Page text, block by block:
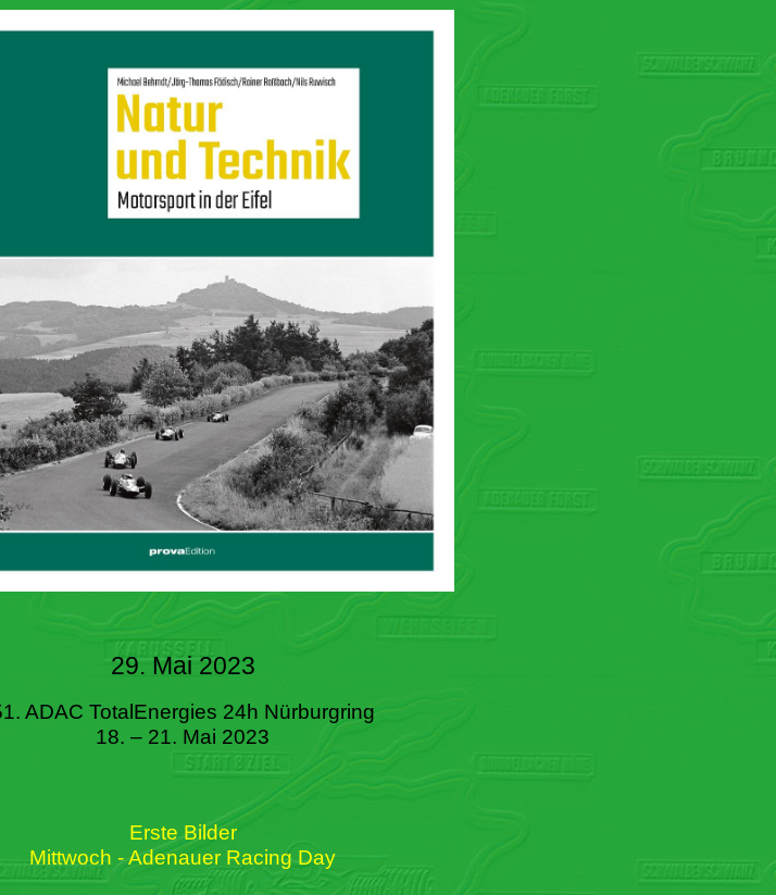
29. Mai 2023
ADAC TotalEnergies 24h Nürburgring
18. – 21. Mai 2023
Erste Bilder
Mittwoch - Adenauer Racing Day